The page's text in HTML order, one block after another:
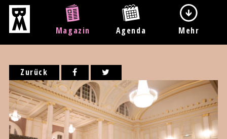
Magazin Agenda Mehr
Zurück